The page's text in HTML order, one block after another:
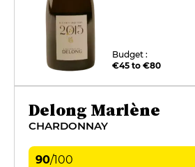
Budget :
€45 to €80
Delong Marlène
CHARDONNAY
90/100